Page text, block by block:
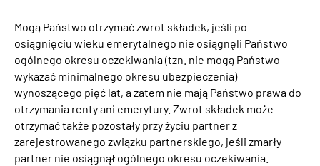
Mogą Państwo otrzymać zwrot składek, jeśli po
osiągnięciu wieku emerytalnego nie osiągnęli Państwo
ogólnego okresu oczekiwania (tzn. nie mogą Państwo
wykazać minimalnego okresu ubezpieczenia)
wynoszącego pięć lat, a zatem nie mają Państwo prawa do
otrzymania renty ani emerytury. Zwrot składek może
otrzymać także pozostały przy życiu partner z
zarejestrowanego związku partnerskiego, jeśli zmarły
partner nie osiągnął ogólnego okresu oczekiwania.